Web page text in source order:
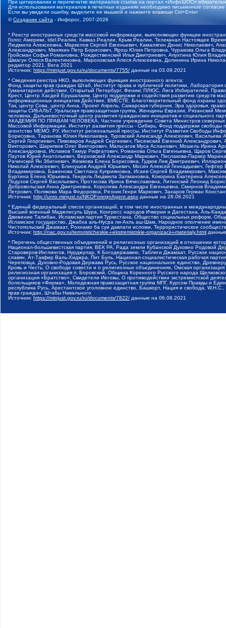
При цитировании и перепечатке материалов ссылка на портал «ИнфоШОС»
Для использования материалов в печатных изданиях необходимо письменное
Если вы увидели ошибку, выделите ее мышкой и нажмите клавиши Ctrl+Enter
©Создание сайта - Инфорос, 2007-2026
* Реестр иностранных средств массовой информации, выполняющих функции
Голос Америки, Idel.Реалии, Кавказ.Реалии, Крым.Реалии, Телеканал Настоящее
Людмила Алексеевна, Маркелов Сергей Евгеньевич, Камалягин Денис Николаевич,
Александрович, Маняхин Петр Борисович, Ярош Юлия Петровна, Чуракова Ольга
Гройсман Софья Романовна, Рождественский Илья Дмитриевич, Апухтина Юлия
Шмагун Олеся Валентиновна, Мароховская Алеся Алексеевна, Долинина Ирина
редактор 2021, Вега 2021
Источник: https://minjust.gov.ru/ru/documents/7755/ данные на 03.09.2021
* Сведения реестра НКО, выполняющих функции иностранного агента:
Фонд защиты прав граждан Штаб, Институт права и публичной политики,
Гуманитарное действие, Открытый Петербург, Феникс ПЛЮС, Лига Избирателей,
Крест, Центр Хасдей Ерушалаим, Центр поддержки и содействия развитию средств
информационных инициатив Действие, ВМЕСТЕ, Благотворительный фонд охраны
Так, центр Сова, центр Анна, Проект Апрель, Самарская губерния, Эра здоровья,
защиты СИБАЛЬТ, Уральская правозащитная группа, Женщины Евразии, Рязанский
человека, Дальневосточный центр развития гражданских инициатив и социального
АКАДЕМИЯ ПО ПРАВАМ ЧЕЛОВЕКА, Частное учреждение Совета Министров северных
Массовой Информации, Институт развития прессы - Сибирь, Фонд поддержки
агентство МЕМО. РУ, Институт региональной прессы, Институт Развития Свободы
Борисовна, Таранова Юлия Николаевна, Туровский Александр Алексеевич,
Сергей Георгиевич, Пивоваров Андрей Сергеевич, Писемский Евгений
Викторович, Шарипков Олег Викторович, Мальсагов Муса Асланович, Мошель Ирина
Александровна, Исламов Тимур Рифгатович, Романова Ольга Евгеньевна, Щаров
Паутов Юрий Анатольевич, Верховский Александр Маркович, Пислакова-Паркер
Рачинский Ян Збигневич, Жемкова Елена Борисовна, Гудков Лев Дмитриевич,
Николай Алексеевич, Блинушов Андрей Юрьевич, Мосин Алексей Геннадьевич,
Владимировна, Баженова Светлана Куприяновна, Исаев Сергей Владимирович,
Буртина Елена Юрьевна, Гендель Людмила Залмановна, Кокорина Екатерина
Подузов Сергей Васильевич, Протасова Ирина Вячеславовна, Литинский Леонид
Добровольская Анна Дмитриевна, Королева Александра Евгеньевна, Смирнов
Петрович, Полякова Мара Федоровна, Резник Генри Маркович, Захаров Герман
Источник: http://unro.minjust.ru/NKOForeignAgent.aspx данные на 28.08.2021
* Единый федеральный список организаций, в том числе иностранных и
Высший военный Маджлисуль Шура, Конгресс народов Ичкерии и Дагестана, Аль-
Движение Талибан, Исламская партия Туркестана, Общество социальных реформ,
Исламское государство, Джабха аль-Нусра ли-Ахль аш-Шам, Народное ополчение
Чистопольский Джамаат, Рохнамо ба суи давлати исломи, Террористическое
Источник: http://nac.gov.ru/terroristicheskie-i-ekstremistskie-organizacii-i-materialy.html
* Перечень общественных объединений и религиозных организаций в отношении
Национал-большевистская партия, ВЕК РА, Рада земли Кубанской Духовно Родовой
Староверов-Инглингов, Нурджулар, К Богодержавию, Таблиги Джамаат, Русское
славян, Ат-Такфир Валь-Хиджра, Пит Буль, Национал-социалистическая рабочая
Череповца, Духовно-Родовая Держава Русь, Русское национальное единство,
Кровь и Честь, О свободе совести и о религиозных объединениях, Омская
религиозная организация п. Боровский, Община Коренного Русского народа
организация «Братство», Свидетели Иеговы, О противодействии экстремистской
болельщиков «Фирма», Молодежная правозащитная группа МПГ, Курсом Правды и
республика Русь, Арестантское уголовное единство, Башкорт, Нация и свобода,
прав граждан, Штабы Навального
Источник: https://minjust.gov.ru/ru/documents/7822/ данные на 06.08.2021